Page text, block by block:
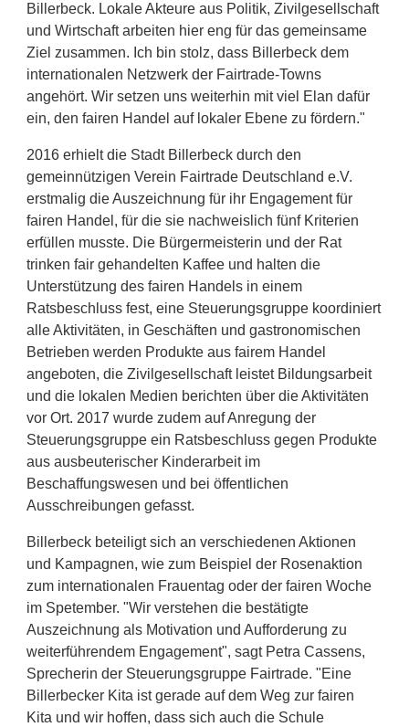
Billerbeck. Lokale Akteure aus Politik, Zivilgesellschaft
und Wirtschaft arbeiten hier eng für das gemeinsame
Ziel zusammen. Ich bin stolz, dass Billerbeck dem
internationalen Netzwerk der Fairtrade-Towns
angehört. Wir setzen uns weiterhin mit viel Elan dafür
ein, den fairen Handel auf lokaler Ebene zu fördern."
2016 erhielt die Stadt Billerbeck durch den
gemeinnützigen Verein Fairtrade Deutschland e.V.
erstmalig die Auszeichnung für ihr Engagement für
fairen Handel, für die sie nachweislich fünf Kriterien
erfüllen musste. Die Bürgermeisterin und der Rat
trinken fair gehandelten Kaffee und halten die
Unterstützung des fairen Handels in einem
Ratsbeschluss fest, eine Steuerungsgruppe koordiniert
alle Aktivitäten, in Geschäften und gastronomischen
Betrieben werden Produkte aus fairem Handel
angeboten, die Zivilgesellschaft leistet Bildungsarbeit
und die lokalen Medien berichten über die Aktivitäten
vor Ort. 2017 wurde zudem auf Anregung der
Steuerungsgruppe ein Ratsbeschluss gegen Produkte
aus ausbeuterischer Kinderarbeit im
Beschaffungswesen und bei öffentlichen
Ausschreibungen gefasst.
Billerbeck beteiligt sich an verschiedenen Aktionen
und Kampagnen, wie zum Beispiel der Rosenaktion
zum internationalen Frauentag oder der fairen Woche
im Spetember. "Wir verstehen die bestätigte
Auszeichnung als Motivation und Aufforderung zu
weiterführendem Engagement", sagt Petra Cassens,
Sprecherin der Steuerungsgruppe Fairtrade. "Eine
Billerbecker Kita ist gerade auf dem Weg zur fairen
Kita und wir hoffen, dass sich auch die Schule